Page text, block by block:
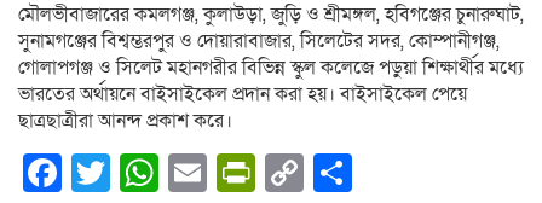
মৌলভীবাজারের কমলগঞ্জ, কুলাউড়া, জুড়ি ও শ্রীমঙ্গল, হবিগঞ্জের চুনারুঘাট,
সুনামগঞ্জের বিশ্বম্ভরপুর ও দোয়ারাবাজার, সিলেটের সদর, কোম্পানীগঞ্জ,
গোলাপগঞ্জ ও সিলেট মহানগরীর বিভিন্ন স্কুল কলেজে পড়ুয়া শিক্ষার্থীর মধ্যে
ভারতের অর্থায়নে বাইসাইকেল প্রদান করা হয়। বাইসাইকেল পেয়ে
ছাত্রছাত্রীরা আনন্দ প্রকাশ করে।
Facebook
Twitter
WhatsApp
EmailPrintFriendly
Copy